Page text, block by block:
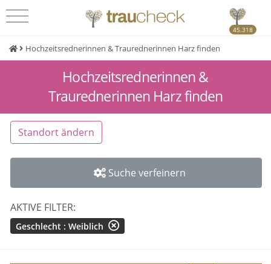
45.318
Hochzeitsrednerinnen & Traurednerinnen Harz finden
Hochzeitsrednerinnen &
Traurednerinnen Harz finden
Standort ändern
Suche verfeinern
AKTIVE FILTER:
Geschlecht : Weiblich